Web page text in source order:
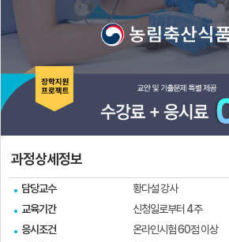
의
실
과정상세정보
담당교수
황다설 강사
교육기간
신청일로부터 4주
응시조건
온라인시험 60점 이상